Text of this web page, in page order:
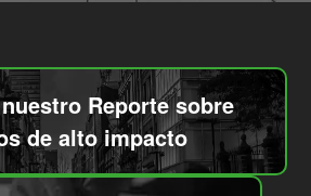
Reporte sobre
de alto impacto